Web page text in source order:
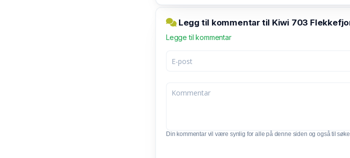
Legg til kommentar til Kiwi 703
Legge til kommentar
Din kommentar vil være synlig for alle på denne siden og også til